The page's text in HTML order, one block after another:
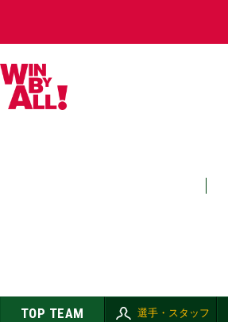
TOP TEAM 選手・スタッフ